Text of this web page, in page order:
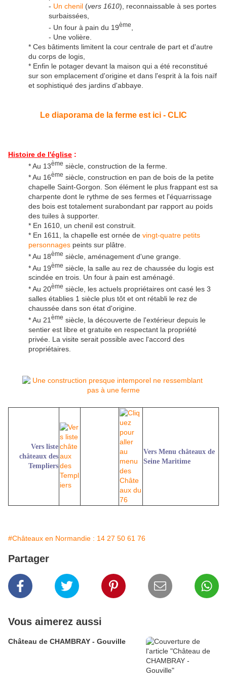
- Un chenil (vers 1610), reconnaissable à ses portes
surbaissées,
- Un four à pain du 19ème
- Une volière.
* Ces bâtiments limitent la cour centrale de part et d'autre
du corps de logis,
* Enfin le potager devant la maison qui a été reconstitué
sur son emplacement d'origine et dans l'esprit à la fois naïf
et sophistiqué des jardins d'abbaye.
Le diaporama de la ferme est ici - CLIC
Histoire de l'église :
* Au 13ème siècle, construction de la ferme.
* Au 16ème siècle, construction en pan de bois de la petite
chapelle Saint-Gorgon. Son élément le plus frappant est sa
charpente dont le rythme de ses fermes et l'équarrissage
des bois est totalement surabondant par rapport au poids
des tuiles à supporter.
* En 1610, un chenil est construit.
* En 1611, la chapelle est ornée de vingt-quatre petits
personnages peints sur plâtre.
* Au 18ème siècle, aménagement d'une grange.
* Au 19ème siècle, la salle au rez de chaussée du logis est
scindée en trois. Un four à pain est aménagé.
* Au 20ème siècle, les actuels propriétaires ont casé les 3
salles établies 1 siècle plus tôt et ont rétabli le rez de
chaussée dans son état d'origine.
* Au 21 ème siècle, la découverte de l'extérieur depuis le
sentier est libre et gratuite en respectant la propriété
privée. La visite serait possible avec l'accord des
propriétaires.
Vers liste
châteaux des
Templiers
Vers Menu châteaux de
Seine Maritime
#Châteaux en Normandie : 14 27 50 61 76
Partager
Vous aimerez aussi
Château de CHAMBRAY - Gouville